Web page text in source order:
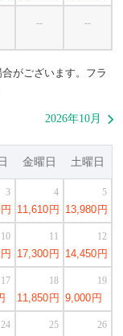
-- --
がございます。フラ
2026年10月 
金曜日 土曜日
円
3
11,610 円
4
13,980 円
5
円
10
17,300 円
11
14,450 円
12
17
11,850 円
18
9,000 円
19
24 25 26